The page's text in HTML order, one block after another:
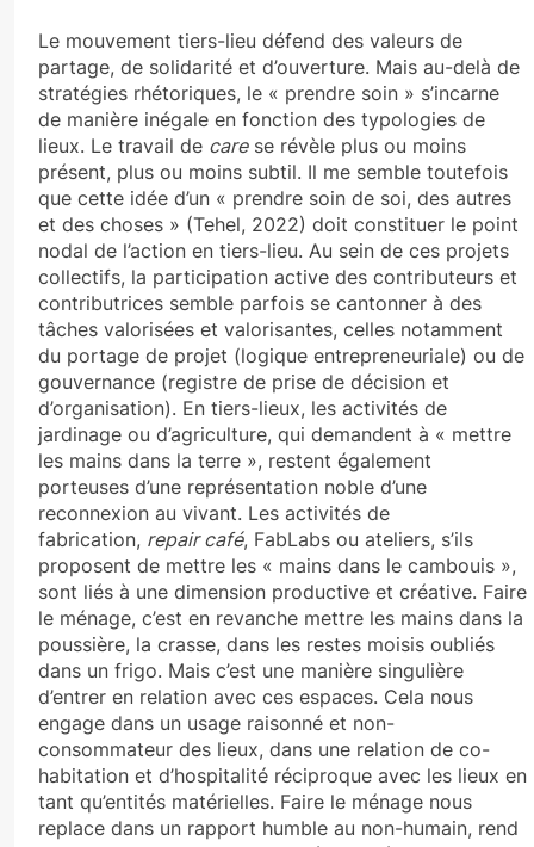
Le mouvement tiers-lieu défend des valeurs de
partage, de solidarité et d’ouverture. Mais au-delà de
stratégies rhétoriques, le « prendre soin » s’incarne
de manière inégale en fonction des typologies de
lieux. Le travail de carese révèle plus ou moins
présent, plus ou moins subtil. Il me semble toutefois
que cette idée d’un « prendre soin de soi, des autres
et des choses » (Tehel, 2022) doit constituer le point
nodal de l’action en tiers-lieu. Au sein de ces projets
collectifs, la participation active des contributeurs et
contributrices semble parfois se cantonner à des
tâches valorisées et valorisantes, celles notamment
du portage de projet (logique entrepreneuriale) ou de
gouvernance (registre de prise de décision et
d’organisation). En tiers-lieux, les activités de
jardinage ou d’agriculture, qui demandent à « mettre
les mains dans la terre », restent également
porteuses d’une représentation noble d’une
reconnexion au vivant. Les activités de
fabrication, repair café, FabLabs ou ateliers, s’ils
proposent de mettre les « mains dans le cambouis »,
sont liés à une dimension productive et créative. Faire
le ménage, c’est en revanche mettre les mains dans la
poussière, la crasse, dans les restes moisis oubliés
dans un frigo. Mais c’est une manière singulière
d’entrer en relation avec ces espaces. Cela nous
engage dans un usage raisonné et non-
consommateur des lieux, dans une relation de co-
habitation et d’hospitalité réciproque avec les lieux en
tant qu’entités matérielles. Faire le ménage nous
replace dans un rapport humble au non-humain, rend